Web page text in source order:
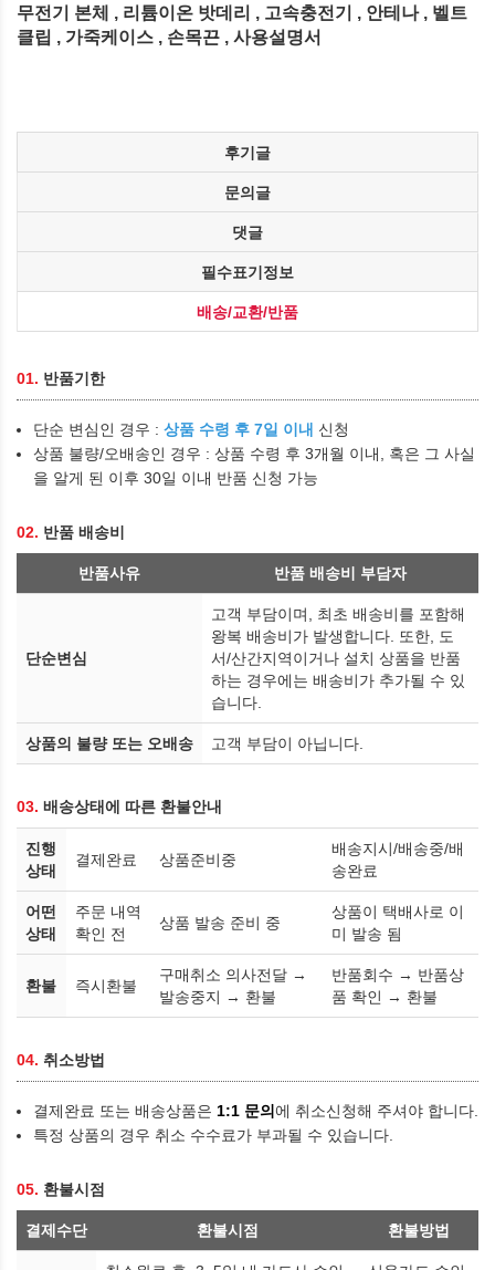
무전기 본체 , 리튬이온 밧데리 , 고속충전기 , 안테나 , 벨트
클립 , 가죽케이스 , 손목끈 , 사용설명서
후기글
문의글
댓글
필수표기정보
배송/교환/반품
01. 반품기한
단순 변심인 경우 : 상품 수령 후 7일 이내 신청
상품 불량/오배송인 경우 : 상품 수령 후 3개월 이내, 혹은 그 사실
을 알게 된 이후 30일 이내 반품 신청 가능
02. 반품 배송비
반품사유 반품 배송비 부담자
단순변심
고객 부담이며, 최초 배송비를 포함해
왕복 배송비가 발생합니다. 또한, 도
서/산간지역이거나 설치 상품을 반품
하는 경우에는 배송비가 추가될 수 있
습니다.
상품의 불량 또는 오배송 고객 부담이 아닙니다.
03. 배송상태에 따른 환불안내
진행
상태
결제완료 상품준비중
배송지시/배송중/배
송완료
어떤
상태
주문 내역
확인 전
상품 발송 준비 중
상품이 택배사로 이
미 발송 됨
환불 즉시환불
구매취소 의사전달 →
발송중지 → 환불
반품회수 → 반품상
품 확인 → 환불
04. 취소방법
결제완료 또는 배송상품은 1:1 문의에 취소신청해 주셔야 합니다.
특정 상품의 경우 취소 수수료가 부과될 수 있습니다.
05. 환불시점
결제수단 환불시점 환불방법